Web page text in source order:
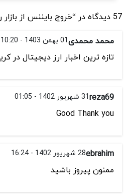
57 دیدگاه در “خروج بایننس از بازار روسیه”
محمد محمدی01 بهمن 1403 - 10:20
تازه ترین اخبار ارز دیجیتال در
reza6931 شهریور 1402 - 01:05
Good Thank you
ebrahim28 شهریور 1402 - 16:24
ممنون پیروز باشید